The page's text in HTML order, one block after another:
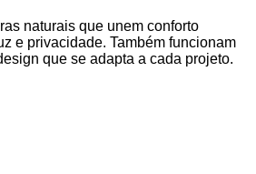
naturais que unem conforto
e privacidade. Também funcionam
que se adapta a cada projeto.